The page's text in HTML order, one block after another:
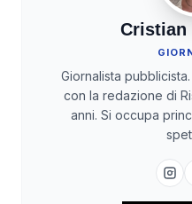
Cristian
Giornalista
con la redazione di
anni. Si occupa